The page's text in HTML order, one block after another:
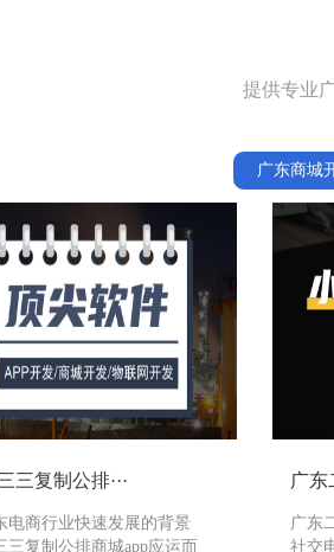
提供专业
广东商城
三复制公排···
电商行业快速发展的背景
三复制公排商城app应运而
广东
广东
社交